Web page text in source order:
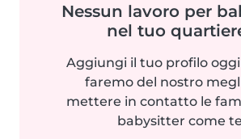
Nessun lavoro per
nel tuo
Aggiungi il tuo profilo oggi
faremo del nostro
mettere in contatto le
babysitter come